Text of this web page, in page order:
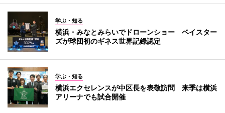
学ぶ・知る
横浜・みなとみらいでドローンショー ベイスター
ズが球団初のギネス世界記録認定
学ぶ・知る
横浜エクセレンスが中区長を表敬訪問 来季は横浜
アリーナでも試合開催